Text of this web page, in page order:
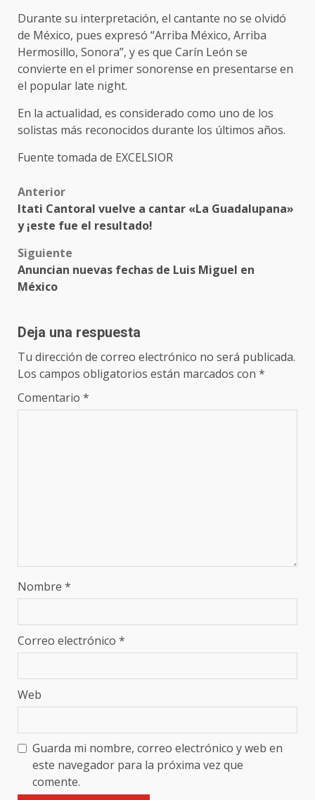
Durante su interpretación, el cantante no se olvidó
de México, pues expresó “Arriba México, Arriba
Hermosillo, Sonora”, y es que Carín León se
convierte en el primer sonorense en presentarse en
el popular late night.
En la actualidad, es considerado como uno de los
solistas más reconocidos durante los últimos años.
Fuente tomada de EXCELSIOR
Post
navigation
Anterior
Itati Cantoral vuelve a cantar «La Guadalupana»
y ¡este fue el resultado!
Siguiente
Anuncian nuevas fechas de Luis Miguel en
México
Deja una respuesta
Tu dirección de correo electrónico no será publicada.
Los campos obligatorios están marcados con *
Comentario *
Nombre *
Correo electrónico *
Web
Guarda mi nombre, correo electrónico y web en
este navegador para la próxima vez que
comente.